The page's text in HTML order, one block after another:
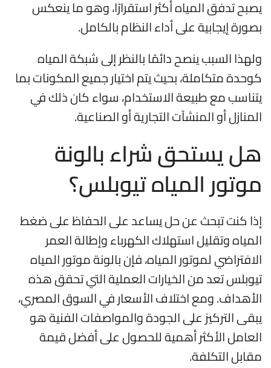
يصبح تدفق المياه أكثر استقرارًا، وهو ما ينعكس
بصورة إيجابية على أداء النظام بالكامل.
ولهذا السبب ينصح دائمًا بالنظر إلى شبكة المياه
كوحدة متكاملة، بحيث يتم اختيار جميع المكونات بما
يتناسب مع طبيعة الاستخدام، سواء كان ذلك في
المنازل أو المنشآت التجارية أو الصناعية.
هل يستحق شراء بالونة
موتور المياه تيوبلس؟
إذا كنت تبحث عن حل يساعد على الحفاظ على ضغط
المياه وتقليل استهلاك الكهرباء وإطالة العمر
الافتراضي لموتور المياه، فإن بالونة موتور المياه
تيوبلس تعد من الخيارات العملية التي تحقق هذه
الأهداف. ومع اختلاف الأسعار في السوق المصري،
يبقى التركيز على الجودة والمواصفات الفنية هو
العامل الأكثر أهمية للحصول على أفضل قيمة
مقابل التكلفة.